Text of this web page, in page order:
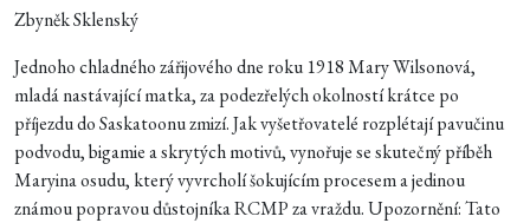
Zbyněk Sklenský
Jednoho chladného zářijového dne roku 1918 Mary Wilsonová,
mladá nastávající matka, za podezřelých okolností krátce po
příjezdu do Saskatoonu zmizí. Jak vyšetřovatelé rozplétají pavučinu
podvodu, bigamie a skrytých motivů, vynořuje se skutečný příběh
Maryina osudu, který vyvrcholí šokujícím procesem a jedinou
známou popravou důstojníka RCMP za vraždu. Upozornění: Tato